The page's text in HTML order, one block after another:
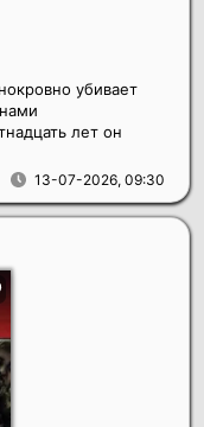
13-07-2026, 09:30
убивает
лет он